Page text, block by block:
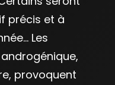
précis et à
Les
provoquent